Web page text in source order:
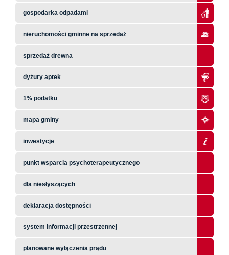
gospodarka odpadami
nieruchomości gminne na sprzedaż
sprzedaż drewna
dyżury aptek
1% podatku
mapa gminy
inwestycje
punkt wsparcia psychoterapeutycznego
dla niesłyszących
deklaracja dostępności
system informacji przestrzennej
planowane wyłączenia prądu